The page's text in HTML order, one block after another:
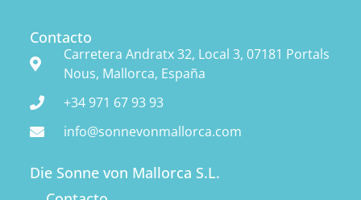
Contacto
Carretera Andratx 32, Local 3, 07181 Portals
Nous, Mallorca, España
+34 971 67 93 93
info@sonnevonmallorca.com
Die Sonne von Mallorca S.L.